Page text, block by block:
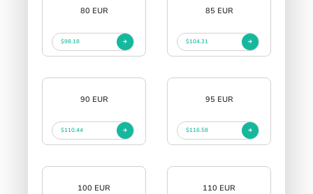
80 EUR
$98.18
85 EUR
$104.31
90 EUR
$110.44
95 EUR
$116.58
100 EUR 110 EUR